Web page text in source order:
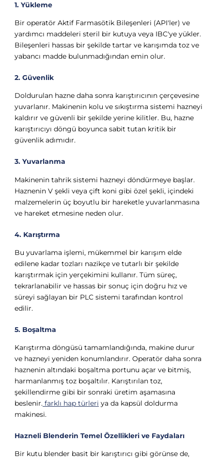
1. Yükleme
Bir operatör Aktif Farmasötik Bileşenleri (API'ler) ve
yardımcı maddeleri steril bir kutuya veya IBC'ye yükler.
Bileşenleri hassas bir şekilde tartar ve karışımda toz ve
yabancı madde bulunmadığından emin olur.
2. Güvenlik
Doldurulan hazne daha sonra karıştırıcının çerçevesine
yuvarlanır. Makinenin kolu ve sıkıştırma sistemi hazneyi
kaldırır ve güvenli bir şekilde yerine kilitler. Bu, hazne
karıştırıcıyı döngü boyunca sabit tutan kritik bir
güvenlik adımıdır.
3. Yuvarlanma
Makinenin tahrik sistemi hazneyi döndürmeye başlar.
Haznenin V şekli veya çift koni gibi özel şekli, içindeki
malzemelerin üç boyutlu bir hareketle yuvarlanmasına
ve hareket etmesine neden olur.
4. Karıştırma
Bu yuvarlama işlemi, mükemmel bir karışım elde
edilene kadar tozları nazikçe ve tutarlı bir şekilde
karıştırmak için yerçekimini kullanır. Tüm süreç,
tekrarlanabilir ve hassas bir sonuç için doğru hız ve
süreyi sağlayan bir PLC sistemi tarafından kontrol
edilir.
5. Boşaltma
Karıştırma döngüsü tamamlandığında, makine durur
ve hazneyi yeniden konumlandırır. Operatör daha sonra
haznenin altındaki boşaltma portunu açar ve bitmiş,
harmanlanmış toz boşaltılır. Karıştırılan toz,
şekillendirme gibi bir sonraki üretim aşamasına
beslenir. farklı hap türleri ya da kapsül doldurma
makinesi.
Hazneli Blenderin Temel Özellikleri ve Faydaları
Bir kutu blender basit bir karıştırıcı gibi görünse de,